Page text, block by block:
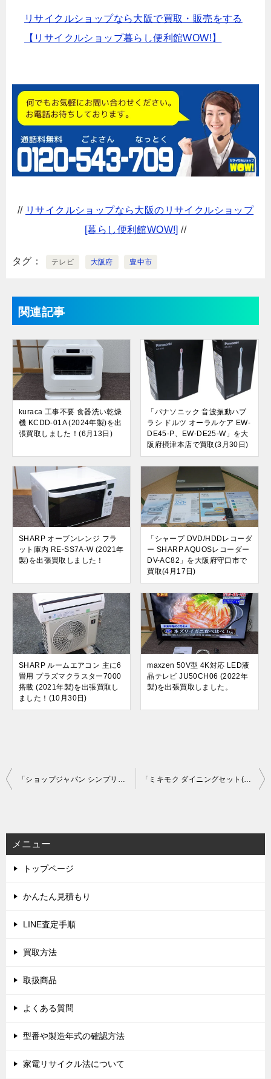
リサイクルショップなら大阪で買取・販売をする
【リサイクルショップ暮らし便利館WOW!】
// リサイクルショップなら大阪のリサイクルショップ
[暮らし便利館WOW!] //
タグ テレビ 大阪府 豊中市
関連記事
kuraca 工事不要 食器洗い乾燥
機 KCDD-01A (2024年製)を出
張買取しました！(6月13日)
「パナソニック 音波振動ハブ
ラシ ドルツ オーラルケア EW-
DE45-P、EW-DE25-W」を大
阪府摂津本店で買取(3月30日)
SHARP オーブンレンジ フラ
ット庫内 RE-SS7A-W (2021年
製)を出張買取しました！
「シャープ DVD/HDDレコーダ
ー SHARP AQUOSレコーダー
DV-AC82」を大阪府守口市で
買取(4月17日)
SHARP ルームエアコン 主に6
畳用 プラズマクラスター7000
搭載 (2021年製)を出張買取し
ました！(10月30日)
maxzen 50V型 4K対応 LED液
晶テレビ JU50CH06 (2022年
製)を出張買取しました。
投
ビ
ゲ
ー
シ
「ショップジャパン シンプリーストレート」を大阪府摂津本店で買取(5月19日) 「ミキモク ダイニングセット(雅リベラル) 」を大阪府吹田市で買取(5月20日)
メニュー
トップページ
かんたん見積もり
LINE査定手順
買取方法
取扱商品
よくある質問
型番や製造年式の確認方法
家電リサイクル法について